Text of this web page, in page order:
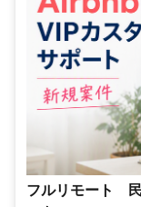
フルリモート